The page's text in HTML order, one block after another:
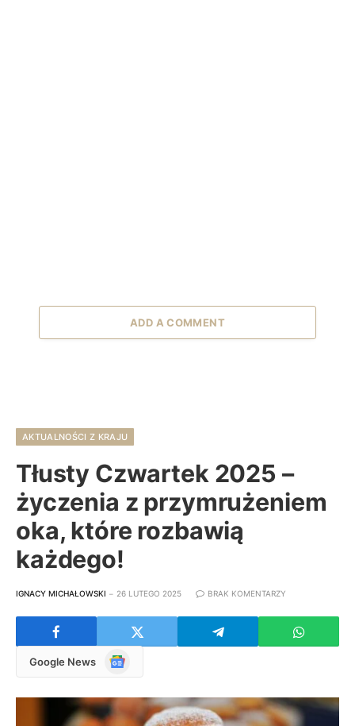
ADD A COMMENT
AKTUALNOŚCI Z KRAJU
Tłusty Czwartek 2025 –
życzenia z przymrużeniem
oka, które rozbawią
każdego!
IGNACY MICHAŁOWSKI 26 LUTEGO 2025 BRAK KOMENTARZY
Google News
Google